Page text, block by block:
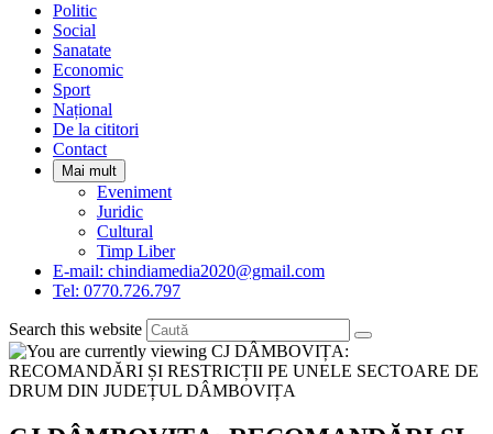
Politic
Social
Sanatate
Economic
Sport
Național
De la cititori
Contact
Mai mult
Eveniment
Juridic
Cultural
Timp Liber
E-mail: chindiamedia2020@gmail.com
Tel: 0770.726.797
Search this website